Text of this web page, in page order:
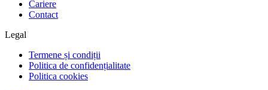
Cariere
Contact
Legal
Termene și condiții
Politica de confidențialitate
Politica cookies